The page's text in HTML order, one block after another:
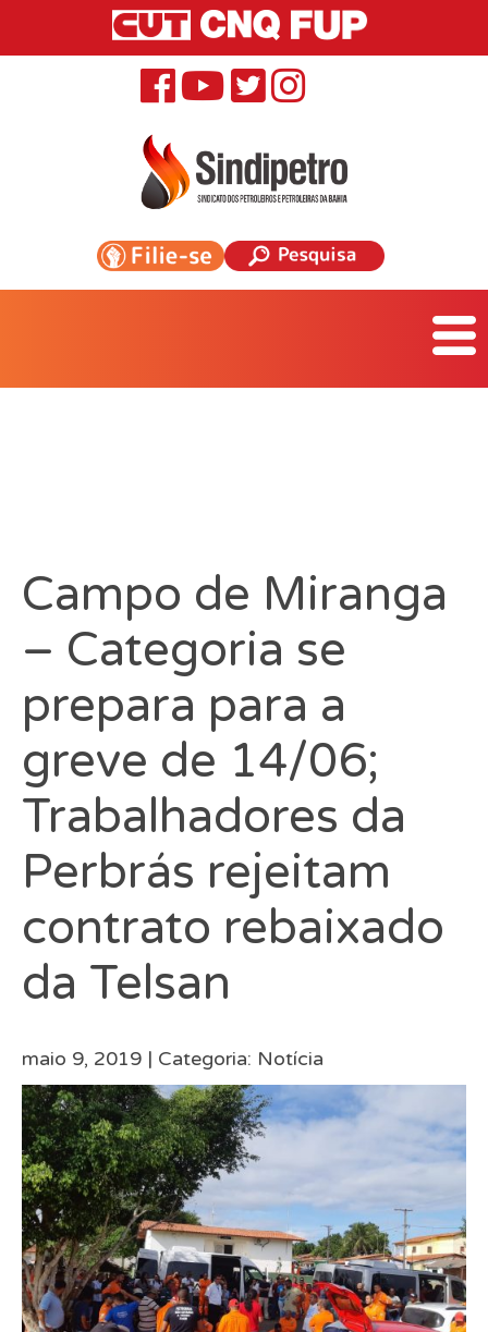
Campo de Miranga
– Categoria se
prepara para a
greve de 14/06;
Trabalhadores da
Perbrás rejeitam
contrato rebaixado
da Telsan
maio 9, 2019 | Categoria: Notícia